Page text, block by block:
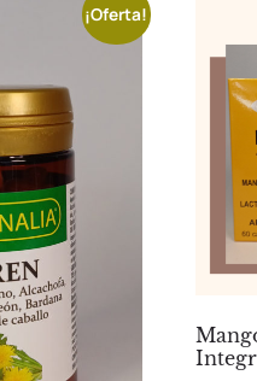
¡Oferta!